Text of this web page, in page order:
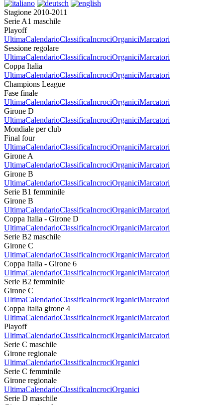
Stagione 2010-2011
Serie A1 maschile
Playoff
UltimaCalendarioClassificaIncrociOrganiciMarcatori
Sessione regolare
UltimaCalendarioClassificaIncrociOrganiciMarcatori
Coppa Italia
UltimaCalendarioClassificaIncrociOrganiciMarcatori
Champions League
Fase finale
UltimaCalendarioClassificaIncrociOrganiciMarcatori
Girone D
UltimaCalendarioClassificaIncrociOrganiciMarcatori
Mondiale per club
Final four
UltimaCalendarioClassificaIncrociOrganiciMarcatori
Girone A
UltimaCalendarioClassificaIncrociOrganiciMarcatori
Girone B
UltimaCalendarioClassificaIncrociOrganiciMarcatori
Serie B1 femminile
Girone B
UltimaCalendarioClassificaIncrociOrganiciMarcatori
Coppa Italia - Girone D
UltimaCalendarioClassificaIncrociOrganiciMarcatori
Serie B2 maschile
Girone C
UltimaCalendarioClassificaIncrociOrganiciMarcatori
Coppa Italia - Girone 6
UltimaCalendarioClassificaIncrociOrganiciMarcatori
Serie B2 femminile
Girone C
UltimaCalendarioClassificaIncrociOrganiciMarcatori
Coppa Italia girone 4
UltimaCalendarioClassificaIncrociOrganiciMarcatori
Playoff
UltimaCalendarioClassificaIncrociOrganiciMarcatori
Serie C maschile
Girone regionale
UltimaCalendarioClassificaIncrociOrganici
Serie C femminile
Girone regionale
UltimaCalendarioClassificaIncrociOrganici
Serie D maschile